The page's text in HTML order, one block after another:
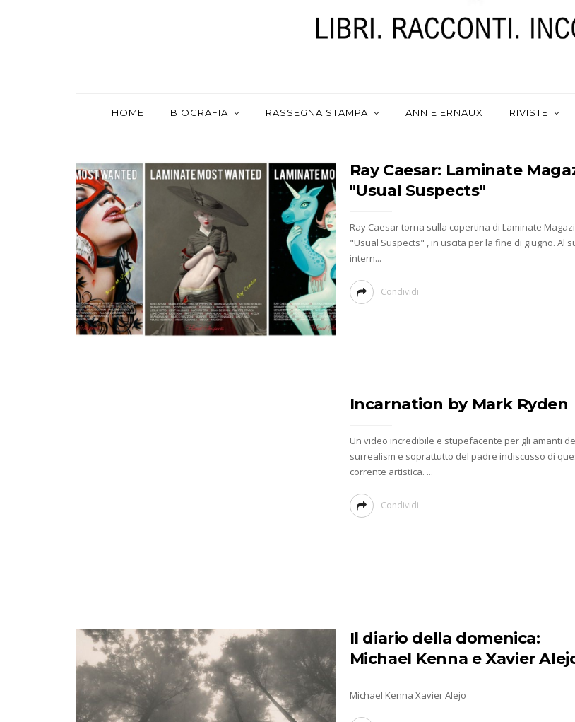
HOME BIOGRAFIA RASSEGNA STAMPA ANNIE ERNAUX RIVISTE
Ray Caesar: Laminate
"Usual Suspects"
Ray Caesar torna sulla copertina di Laminate
"Usual Suspects" , in uscita per la fine di giugno. Al
intern...
Condividi
Incarnation by Mark Ryden
Un video incredibile e stupefacente per gli amanti
surrealism e soprattutto del padre indiscusso di
corrente artistica. ...
Condividi
Il diario della domenica:
Michael Kenna e Xavier
Michael Kenna Xavier Alejo